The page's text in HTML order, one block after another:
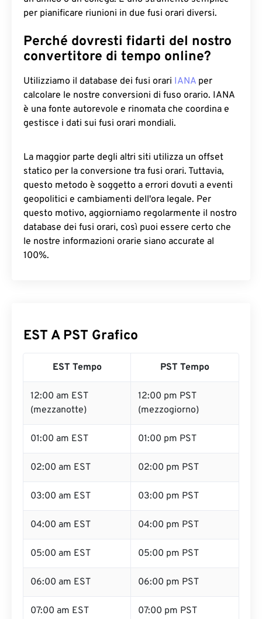
per pianificare riunioni in due fusi orari diversi.
Perché dovresti fidarti del nostro
convertitore di tempo online?
Utilizziamo il database dei fusi orari IANA per
calcolare le nostre conversioni di fuso orario. IANA
è una fonte autorevole e rinomata che coordina e
gestisce i dati sui fusi orari mondiali.
La maggior parte degli altri siti utilizza un offset
statico per la conversione tra fusi orari. Tuttavia,
questo metodo è soggetto a errori dovuti a eventi
geopolitici e cambiamenti dell'ora legale. Per
questo motivo, aggiorniamo regolarmente il nostro
database dei fusi orari, così puoi essere certo che
le nostre informazioni orarie siano accurate al
100%.
EST A PST Grafico
EST Tempo PST Tempo
12:00 am EST
(mezzanotte)
12:00 pm PST
(mezzogiorno)
01:00 am EST 01:00 pm PST
02:00 am EST 02:00 pm PST
03:00 am EST 03:00 pm PST
04:00 am EST 04:00 pm PST
05:00 am EST 05:00 pm PST
06:00 am EST 06:00 pm PST
07:00 am EST 07:00 pm PST